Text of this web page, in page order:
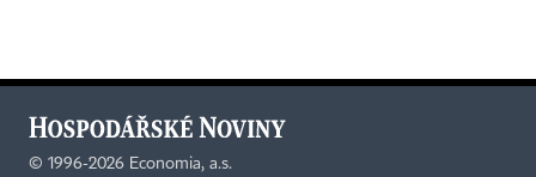
© 1996-2026 Economia, a.s.